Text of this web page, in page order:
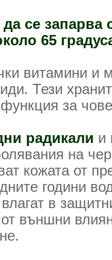
се запарва
65
витамини и
Тези
за
радикали и
на
кожата от
години
в
външни